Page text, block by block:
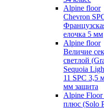
Alpine floor
Chevron
елочка 5 мм
Alpine floor
Величие
светлой
Sequoia
11 SPC 3,5
мм защита
Alpine
плюс (Solo